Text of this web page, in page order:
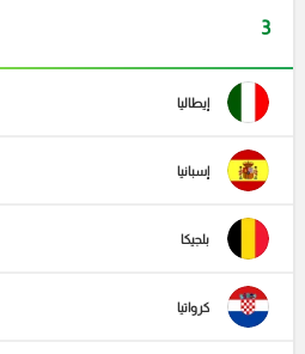
3
إيطاليا
إسبانيا
بلجيكا
كرواتيا